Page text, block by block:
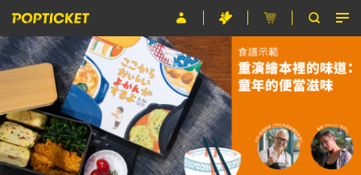
Event
Organiser
About POPTICKET
Terms and Conditions